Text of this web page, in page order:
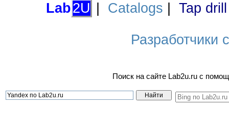
Lab2U Catalogs Tap
Разработчики
Поиск на сайте Lab2u.ru с